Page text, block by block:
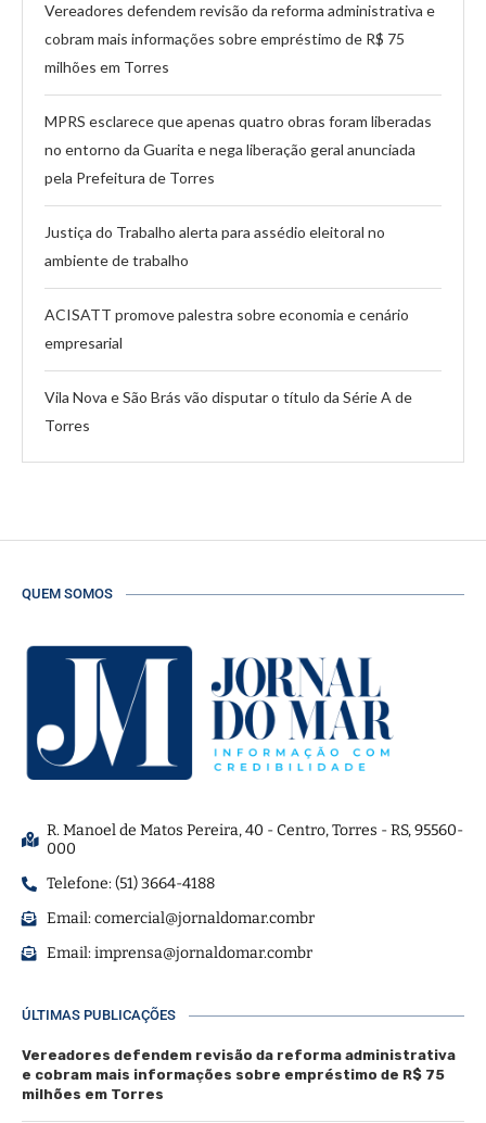
Vereadores defendem revisão da reforma administrativa e
cobram mais informações sobre empréstimo de R$ 75
milhões em Torres
MPRS esclarece que apenas quatro obras foram liberadas
no entorno da Guarita e nega liberação geral anunciada
pela Prefeitura de Torres
Justiça do Trabalho alerta para assédio eleitoral no
ambiente de trabalho
ACISATT promove palestra sobre economia e cenário
empresarial
Vila Nova e São Brás vão disputar o título da Série A de
Torres
QUEM SOMOS
R. Manoel de Matos Pereira, 40 - Centro, Torres - RS, 95560-
000
Telefone: (51) 3664-4188
Email:comercial@jornaldomar.combr
Email:imprensa@jornaldomar.combr
ÚLTIMAS PUBLICAÇÕES
Vereadores defendem revisão da reforma administrativa
e cobram mais informações sobre empréstimo de R$ 75
milhões em Torres